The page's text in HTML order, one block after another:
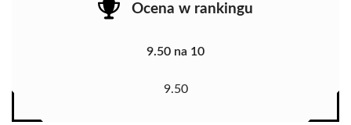
Ocena w rankingu
9.50 na 10
9.50